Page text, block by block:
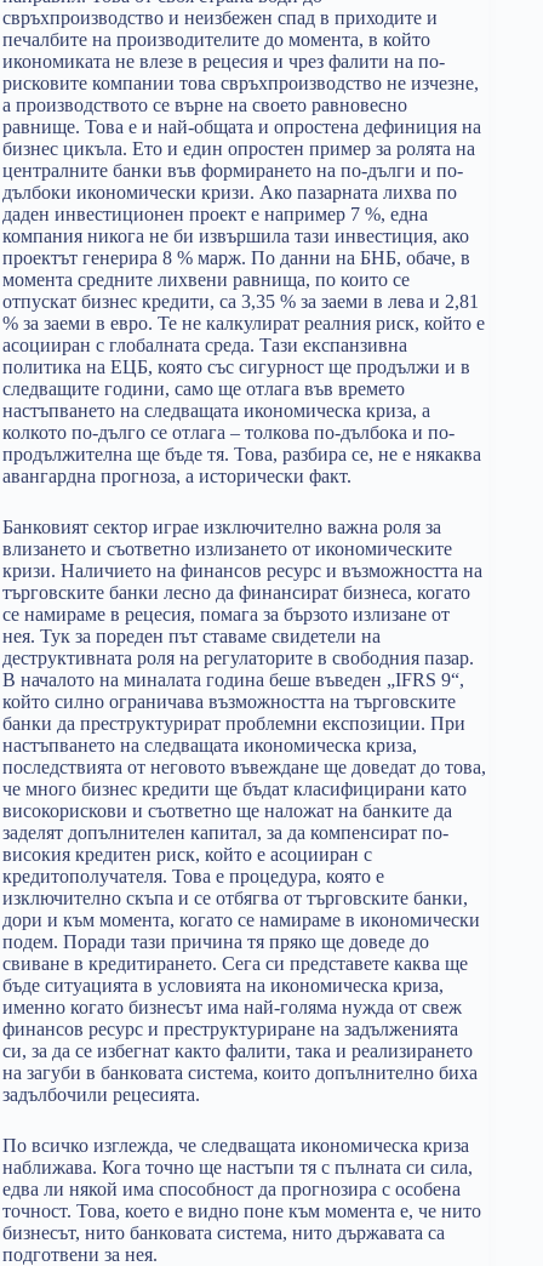
свръхпроизводство и неизбежен спад в приходите и
печалбите на производителите до момента, в който
икономиката не влезе в рецесия и чрез фалити на по-
рисковите компании това свръхпроизводство не изчезне,
а производството се върне на своето равновесно
равнище. Това е и най-общата и опростена дефиниция на
бизнес цикъла. Ето и един опростен пример за ролята на
централните банки във формирането на по-дълги и по-
дълбоки икономически кризи. Ако пазарната лихва по
даден инвестиционен проект е например 7 %, една
компания никога не би извършила тази инвестиция, ако
проектът генерира 8 % марж. По данни на БНБ, обаче, в
момента средните лихвени равнища, по които се
отпускат бизнес кредити, са 3,35 % за заеми в лева и 2,81
% за заеми в евро. Те не калкулират реалния риск, който е
асоцииран с глобалната среда. Тази експанзивна
политика на ЕЦБ, която със сигурност ще продължи и в
следващите години, само ще отлага във времето
настъпването на следващата икономическа криза, а
колкото по-дълго се отлага – толкова по-дълбока и по-
продължителна ще бъде тя. Това, разбира се, не е някаква
авангардна прогноза, а исторически факт.
Банковият сектор играе изключително важна роля за
влизането и съответно излизането от икономическите
кризи. Наличието на финансов ресурс и възможността на
търговските банки лесно да финансират бизнеса, когато
се намираме в рецесия, помага за бързото излизане от
нея. Тук за пореден път ставаме свидетели на
деструктивната роля на регулаторите в свободния пазар.
В началото на миналата година беше въведен „IFRS 9“,
който силно ограничава възможността на търговските
банки да преструктурират проблемни експозиции. При
настъпването на следващата икономическа криза,
последствията от неговото въвеждане ще доведат до това,
че много бизнес кредити ще бъдат класифицирани като
високорискови и съответно ще наложат на банките да
заделят допълнителен капитал, за да компенсират по-
високия кредитен риск, който е асоцииран с
кредитополучателя. Това е процедура, която е
изключително скъпа и се отбягва от търговските банки,
дори и към момента, когато се намираме в икономически
подем. Поради тази причина тя пряко ще доведе до
свиване в кредитирането. Сега си представете каква ще
бъде ситуацията в условията на икономическа криза,
именно когато бизнесът има най-голяма нужда от свеж
финансов ресурс и преструктуриране на задълженията
си, за да се избегнат както фалити, така и реализирането
на загуби в банковата система, които допълнително биха
задълбочили рецесията.
По всичко изглежда, че следващата икономическа криза
наближава. Кога точно ще настъпи тя с пълната си сила,
едва ли някой има способност да прогнозира с особена
точност. Това, което е видно поне към момента е, че нито
бизнесът, нито банковата система, нито държавата са
подготвени за нея.